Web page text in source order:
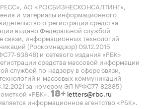
АО «РОСБИЗНЕСКОНСАЛТИНГ»,
и материалы информационного
о регистрации средства
выдано Федеральной службой
связи, информационных технологий
(Роскомнадзор) 09.12.2015
63848) и сетевого издания «РБК»
средства массовой информации
службой по надзору в сфере связи,
и массовых коммуникаций
за номером ЭЛ №ФС77-82385)
«РБК». 18+ letters@rbc.ru
информационное агентство «РБК».